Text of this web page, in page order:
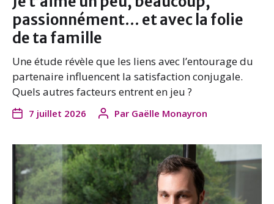
passionnément… et avec la folie
de ta famille
Une étude révèle que les liens avec l’entourage du
partenaire influencent la satisfaction conjugale.
Quels autres facteurs entrent en jeu ?
7 juillet 2026 Par Gaëlle Monayron